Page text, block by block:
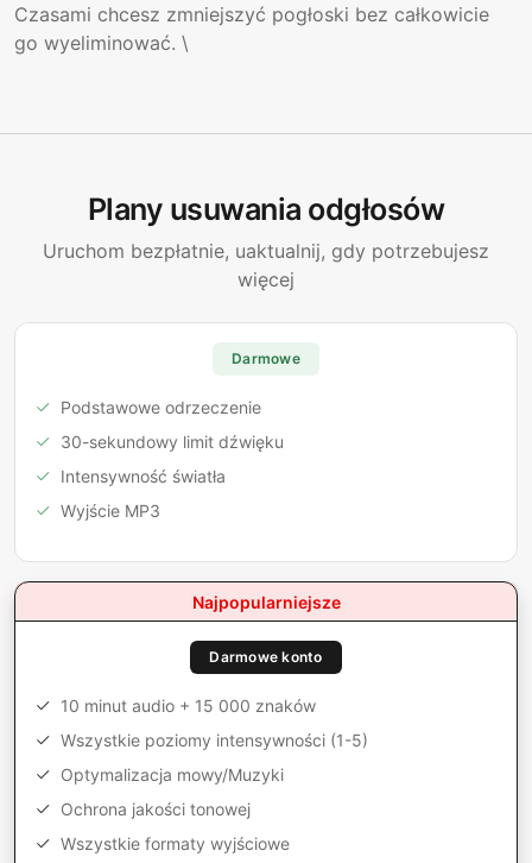
Czasami chcesz zmniejszyć pogłoski bez całkowicie
go wyeliminować. \
Plany usuwania odgłosów
Uruchom bezpłatnie, uaktualnij, gdy potrzebujesz
więcej
Darmowe
Podstawowe odrzeczenie
30-sekundowy limit dźwięku
Intensywność światła
Wyjście MP3
Najpopularniejsze
Darmowe konto
10 minut audio + 15 000 znaków
Wszystkie poziomy intensywności (1-5)
Optymalizacja mowy/Muzyki
Ochrona jakości tonowej
Wszystkie formaty wyjściowe